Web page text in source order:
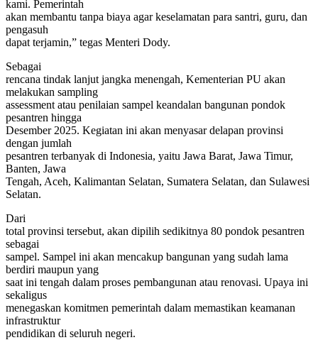
kami. Pemerintah
akan membantu tanpa biaya agar keselamatan para santri, guru, dan
pengasuh
dapat terjamin,” tegas Menteri Dody.
Sebagai
rencana tindak lanjut jangka menengah, Kementerian PU akan
melakukan sampling
assessment atau penilaian sampel keandalan bangunan pondok
pesantren hingga
Desember 2025. Kegiatan ini akan menyasar delapan provinsi
dengan jumlah
pesantren terbanyak di Indonesia, yaitu Jawa Barat, Jawa Timur,
Banten, Jawa
Tengah, Aceh, Kalimantan Selatan, Sumatera Selatan, dan Sulawesi
Selatan.
Dari
total provinsi tersebut, akan dipilih sedikitnya 80 pondok pesantren
sebagai
sampel. Sampel ini akan mencakup bangunan yang sudah lama
berdiri maupun yang
saat ini tengah dalam proses pembangunan atau renovasi. Upaya ini
sekaligus
menegaskan komitmen pemerintah dalam memastikan keamanan
infrastruktur
pendidikan di seluruh negeri.